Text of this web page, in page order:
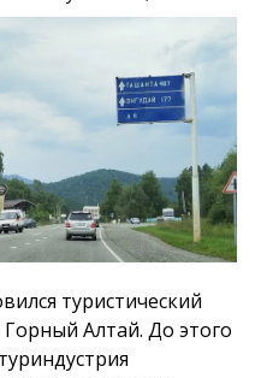
туристический
Алтай. До этого